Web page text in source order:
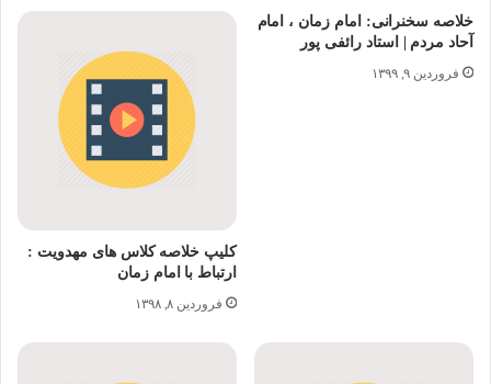
خلاصه سخنرانی: امام زمان ، امام
آحاد مردم | استاد رائفی پور
فروردین ۹, ۱۳۹۹
کلیپ خلاصه کلاس های مهدویت :
ارتباط با امام زمان
فروردین ۸, ۱۳۹۸